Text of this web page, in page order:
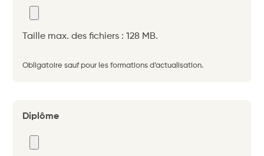
Taille max. des fichiers : 128 MB.
Obligatoire sauf pour les formations d’actualisation.
Diplôme